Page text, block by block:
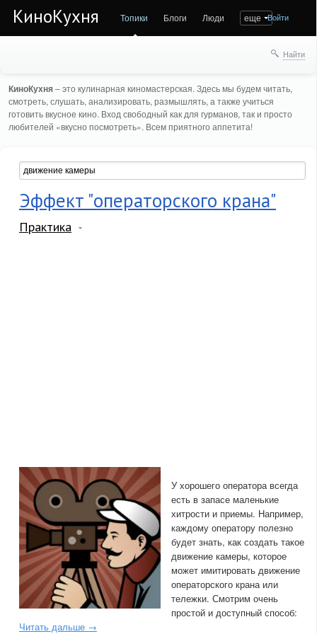
КиноКухня Топики Блоги Люди еще Войти
Найти
КиноКухня– это кулинарная киномастерская. Здесь мы будем читать,
смотреть, слушать, анализировать, размышлять, а также учиться
готовить вкусное кино. Вход свободный как для гурманов, так и просто
любителей «вкусно посмотреть». Всем приятного аппетита!
Эффект "операторского крана"
Практика
У хорошего оператора всегда
есть в запасе маленькие
хитрости и приемы. Например,
каждому оператору полезно
будет знать, как создать такое
движение камеры, которое
может имитировать движение
операторского крана или
тележки. Смотрим очень
простой и доступный способ:
Читать дальше →